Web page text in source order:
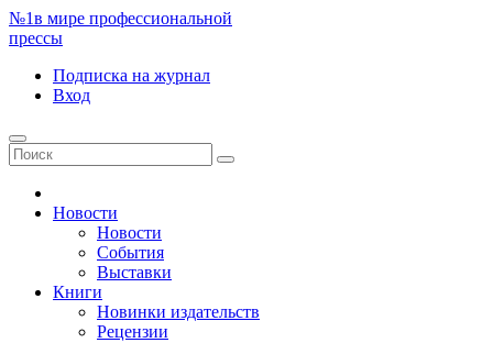
№1в мире профессиональной
прессы
Подписка на журнал
Вход
Новости
Новости
События
Выставки
Книги
Новинки издательств
Рецензии